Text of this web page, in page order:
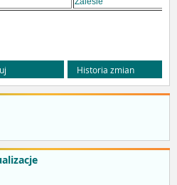
Historia zmian